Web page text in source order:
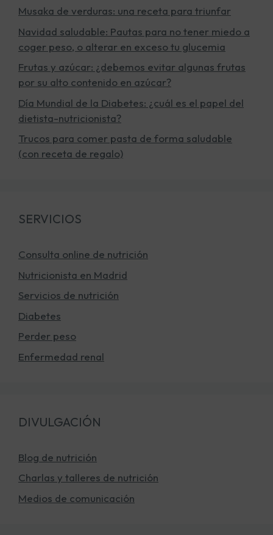
Musaka de verduras: una receta para triunfar
Navidad saludable: Pautas para no tener miedo a
coger peso, o alterar en exceso tu glucemia
Frutas y azúcar: ¿debemos evitar algunas frutas
por su alto contenido en azúcar?
Día Mundial de la Diabetes: ¿cuál es el papel del
dietista-nutricionista?
Trucos para comer pasta de forma saludable
(con receta de regalo)
SERVICIOS
Consulta online de nutrición
Nutricionista en Madrid
Servicios de nutrición
Diabetes
Perder peso
Enfermedad renal
DIVULGACIÓN
Blog de nutrición
Charlas y talleres de nutrición
Medios de comunicación